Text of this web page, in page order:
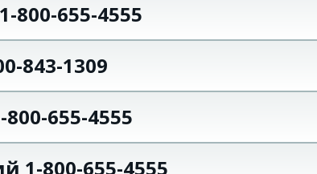
800-655-4555
843-1309
800-655-4555
1-800-655-4555